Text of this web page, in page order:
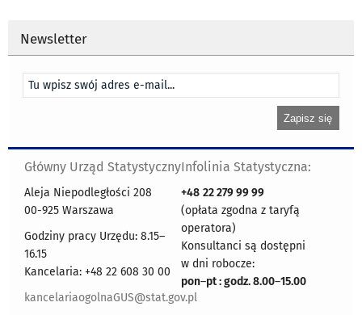
Newsletter
Główny Urząd Statystyczny
Aleja Niepodległości 208
00-925 Warszawa
Godziny pracy Urzędu: 8.15–
16.15
Kancelaria: +48 22 608 30 00
kancelariaogolnaGUS@stat.gov.pl
Infolinia Statystyczna:
+48 22 279 99 99
(opłata zgodna z taryfą
operatora)
Konsultanci są dostępni
w dni robocze:
pon–pt : godz. 8.00–15.00